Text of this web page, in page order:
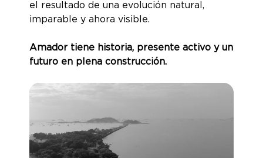
el resultado de una evolución natural,
imparable y ahora visible.
Amador tiene historia, presente activo y un
futuro en plena construcción.